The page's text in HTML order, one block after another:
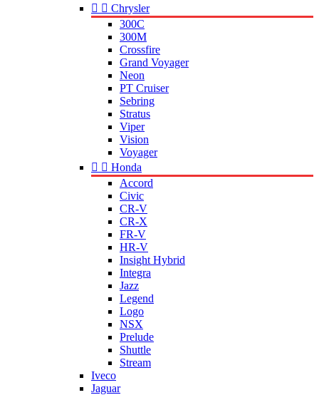
  Chrysler
300C
300M
Crossfire
Grand Voyager
Neon
PT Cruiser
Sebring
Stratus
Viper
Vision
Voyager
  Honda
Accord
Civic
CR-V
CR-X
FR-V
HR-V
Insight Hybrid
Integra
Jazz
Legend
Logo
NSX
Prelude
Shuttle
Stream
Iveco
Jaguar